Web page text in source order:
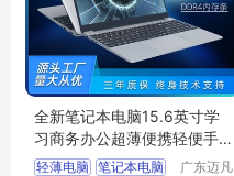
全新笔记本电脑15.6英寸学
习商务办公超薄便携轻便手
提电脑定制
轻薄电脑 笔记本电脑
广东迈凡